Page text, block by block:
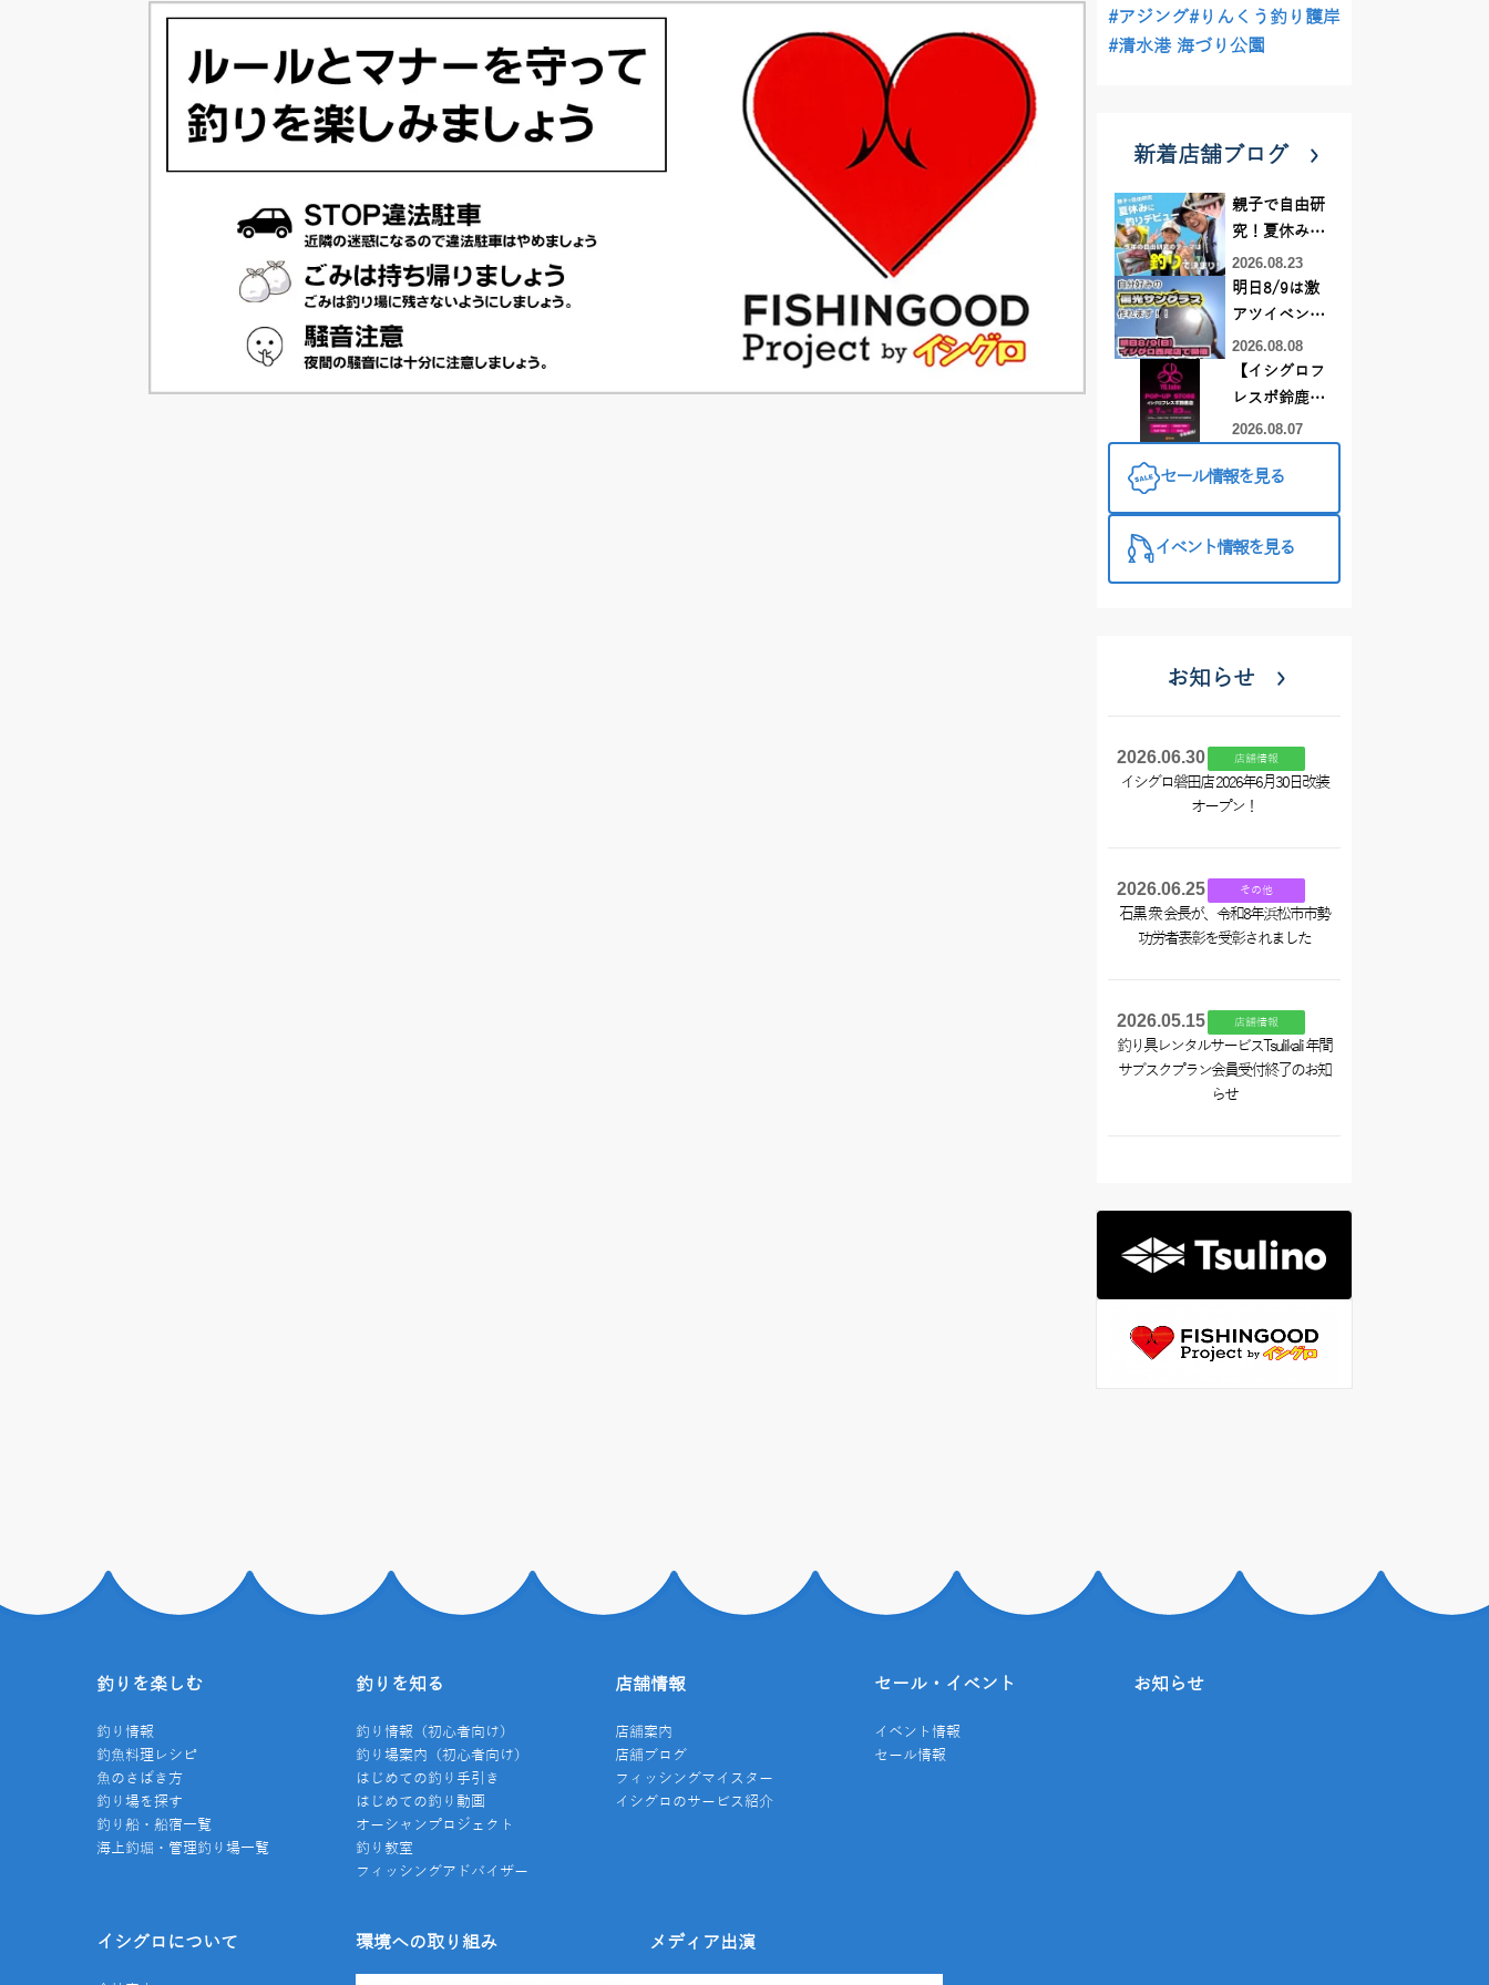
#アジング#りんくう釣り護岸
#清水港 海づり公園
新着店舗ブログ
親子で自由研
究！夏休みに
釣りデビュー
2026.08.23
明日8/9は激
アツイベント
日！！！～オ
ーダー偏光グ
ラス受注会～
2026.08.08
【イシグロフ
レスポ鈴鹿
店】2026年夏
UP STORE開
2026.08.07
セール情報を見る
イベント情報を見る
お知らせ
2026.06.30 店舗情報
イシグロ磐田店 2026年6月30日改装
オープン！
2026.06.25 その他
石黒 衆 会長が、令和8年浜松市市勢
功労者表彰を受彰されました
2026.05.15 店舗情報
釣り具レンタルサービスTsulikali 年間
サブスクプラン会員受付終了のお知
らせ
釣りを楽しむ
釣り情報
釣魚料理レシピ
魚のさばき方
釣り場を探す
釣り船・船宿一覧
海上釣堀・管理釣り場一覧
釣りを知る
釣り情報（初心者向け）
釣り場案内（初心者向け）
はじめての釣り手引き
はじめての釣り動画
オーシャンプロジェクト
釣り教室
フィッシングアドバイザー
店舗情報
店舗案内
店舗ブログ
フィッシングマイスター
イシグロのサービス紹介
セール・イベント
イベント情報
セール情報
お知らせ
イシグロについて 環境への取り組み メディア出演